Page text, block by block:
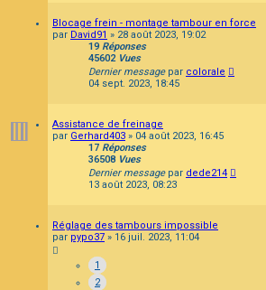
Blocage frein - montage tambour en force
par David91 » 28 août 2023, 19:02
19 Réponses
45602 Vues
Dernier message par colorale
04 sept. 2023, 18:45
Assistance de freinage
par Gerhard403 » 04 août 2023, 16:45
17 Réponses
36508 Vues
Dernier message par dede214
13 août 2023, 08:23
Réglage des tambours impossible
par pypo37 » 16 juil. 2023, 11:04
1
2